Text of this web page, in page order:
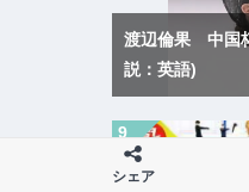
渡辺倫果 中国
説：英語)
シェア